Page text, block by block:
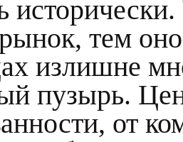
тем
излишне
пузырь.
от